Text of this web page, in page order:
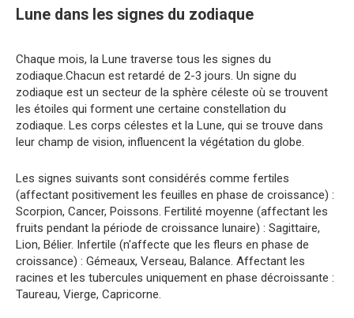
Lune dans les signes du zodiaque
Chaque mois, la Lune traverse tous les signes du
zodiaque.Chacun est retardé de 2-3 jours. Un signe du
zodiaque est un secteur de la sphère céleste où se trouvent
les étoiles qui forment une certaine constellation du
zodiaque. Les corps célestes et la Lune, qui se trouve dans
leur champ de vision, influencent la végétation du globe.
Les signes suivants sont considérés comme fertiles
(affectant positivement les feuilles en phase de croissance) :
Scorpion, Cancer, Poissons. Fertilité moyenne (affectant les
fruits pendant la période de croissance lunaire) : Sagittaire,
Lion, Bélier. Infertile (n'affecte que les fleurs en phase de
croissance) : Gémeaux, Verseau, Balance. Affectant les
racines et les tubercules uniquement en phase décroissante :
Taureau, Vierge, Capricorne.